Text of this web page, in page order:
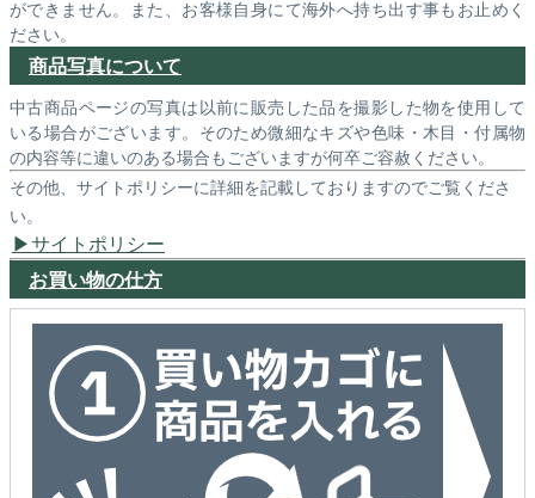
ができません。また、お客様自身にて海外へ持ち出す事もお止めく
ださい。
商品写真について
中古商品ページの写真は以前に販売した品を撮影した物を使用して
いる場合がございます。そのため微細なキズや色味・木目・付属物
の内容等に違いのある場合もございますが何卒ご容赦ください。
その他、サイトポリシーに詳細を記載しておりますのでご覧くださ
い。
サイトポリシー
お買い物の仕方